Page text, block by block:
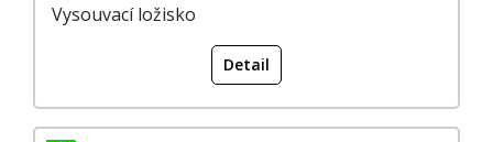
Vysouvací ložisko
Detail